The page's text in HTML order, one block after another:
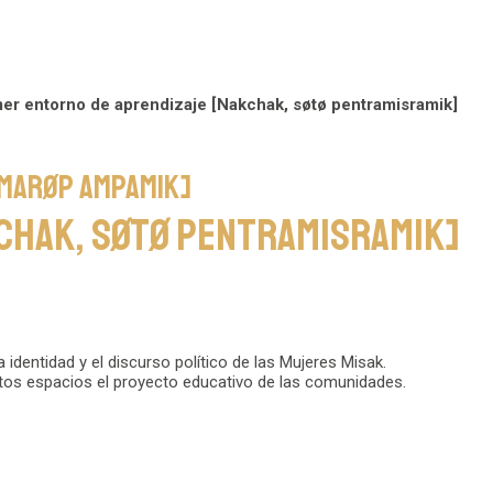
entorno de aprendizaje [Nakchak, søtø pentramisramik]
Ampamik]
søtø pentramisramik]
y el discurso político de las Mujeres Misak.
espacios el proyecto educativo de las comunidades.